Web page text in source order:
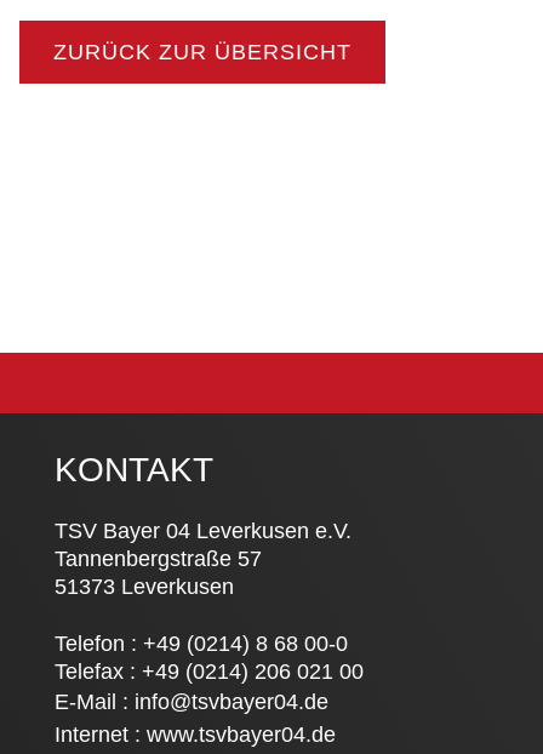
ZURÜCK ZUR ÜBERSICHT
KONTAKT
TSV Bayer 04 Leverkusen e.V.
Tannenbergstraße 57
51373 Leverkusen
Telefon : +49 (0214) 8 68 00-0
Telefax : +49 (0214) 206 021 00
E-Mail : info@tsvbayer04.de
Internet : www.tsvbayer04.de